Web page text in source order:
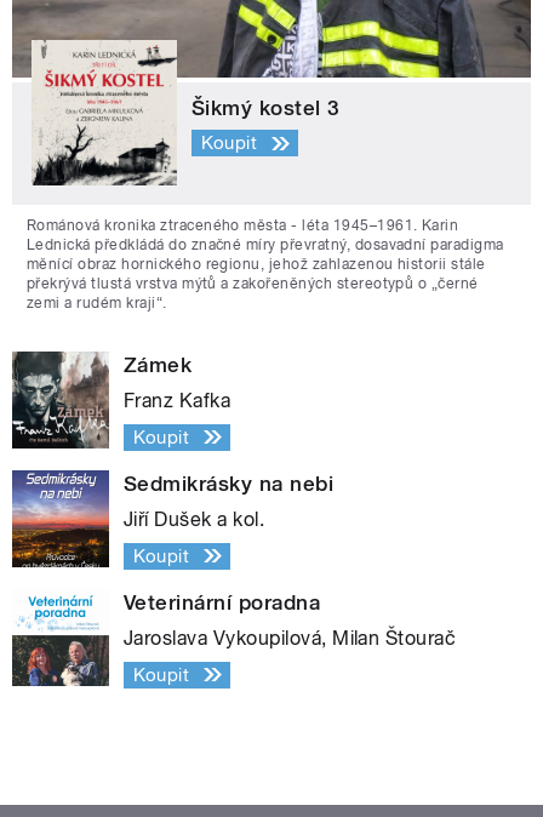
Šikmý kostel 3
Koupit
Románová kronika ztraceného města - léta 1945–1961. Karin
Lednická předkládá do značné míry převratný, dosavadní paradigma
měnící obraz hornického regionu, jehož zahlazenou historii stále
překrývá tlustá vrstva mýtů a zakořeněných stereotypů o „černé
zemi a rudém kraji“.
Zámek
Franz Kafka
Koupit
Sedmikrásky na nebi
Jiří Dušek a kol.
Koupit
Veterinární poradna
Jaroslava Vykoupilová, Milan Štourač
Koupit